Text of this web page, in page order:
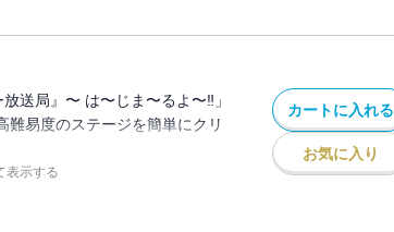
。
軍やらがでてきたり・・・
できるのか⁉
送局』〜 は〜じま〜るよ〜‼」
難易度のステージを簡単にクリ
銭と「私の世界を救ってくれま
表示する
カートに入れる
お気に入り